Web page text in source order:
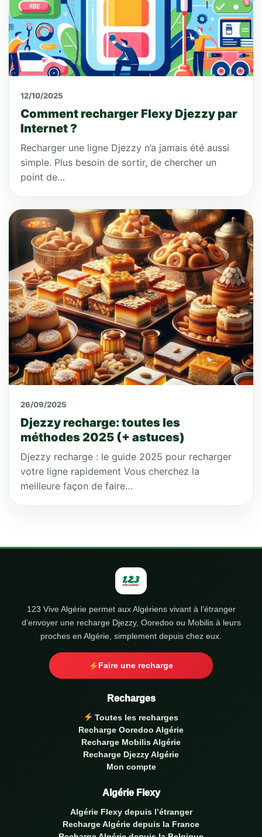
12/10/2025
Comment recharger Flexy Djezzy par
Internet ?
Recharger une ligne Djezzy n’a jamais été aussi
simple. Plus besoin de sortir, de chercher un
point de…
26/09/2025
Djezzy recharge: toutes les
méthodes 2025 (+ astuces)
Djezzy recharge : le guide 2025 pour recharger
votre ligne rapidement Vous cherchez la
meilleure façon de faire…
123 Vive Algérie permet aux Algériens vivant à l’étranger
d’envoyer une recharge Djezzy, Ooredoo ou Mobilis à leurs
proches en Algérie, simplement depuis chez eux.
Faire une recharge
Recharges
Toutes les recharges
Recharge Ooredoo Algérie
Recharge Mobilis Algérie
Recharge Djezzy Algérie
Mon compte
Algérie Flexy
Algérie Flexy depuis l’étranger
Recharge Algérie depuis la France